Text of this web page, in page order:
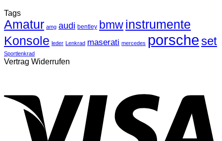
Tags
Amatur amg audi bentley bmwinstrumente
Konsole leder Lenkrad maserati mercedes porsche set
Sportlenkrad
Vertrag Widerrufen